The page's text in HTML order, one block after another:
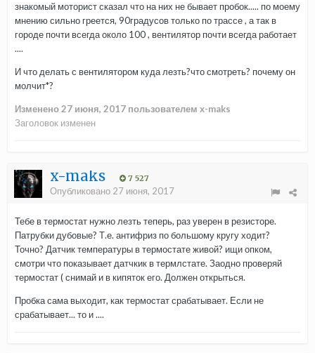
знакомый моторист сказал что на них не бывает пробок..... по моему
мнению сильно греется, 90градусов только по трассе , а так в
городе почти всегда около 100 , вентилятор почти всегда работает
....
И что делать с вентилятором куда лезть?что смотреть? почему он
молчит*?
Изменено27 июня, 2017 пользователем x-maks
Заголовок изменен
x-maks 7 527
Опубликовано 27 июня, 2017
Тебе в термостат нужно лезть теперь, раз уверен в резисторе.
Патрубки дубовые? Т.е. антифриз по большому кругу ходит?
Точно? Датчик температуры в термостате живой? ищи опком,
смотри что показывает датчкик в термлстате. Заодно проверяй
термостат ( снимай и в кипяток его. Должен открыться.
Пробка сама выходит, как термостат срабатывает. Если не
срабатывает... то и ....